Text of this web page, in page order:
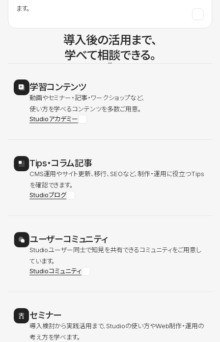
ます。
導入後の活用まで、
学べて相談できる。
学習コンテンツ
動画やセミナー・記事・ワークショップなど、
使い方を学べるコンテンツを多数ご用意。
Studioアカデミー
Tips・コラム記事
CMS運用やサイト更新、移行、SEOなど、制作・運用に役立つTips
を確認できます。
Studioブログ
ユーザーコミュニティ
Studioユーザー同士で知見を共有できるコミュニティをご用意し
ています。
Studioコミュニティ
セミナー
導入検討から実践活用まで、Studioの使い方やWeb制作・運用の
考え方を学べます。